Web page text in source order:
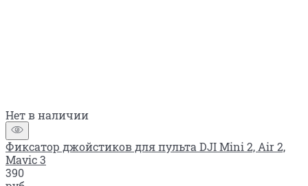
Нет в наличии
Фиксатор джойстиков для пульта DJI Mini 2, Air 2,
Mavic 3
390